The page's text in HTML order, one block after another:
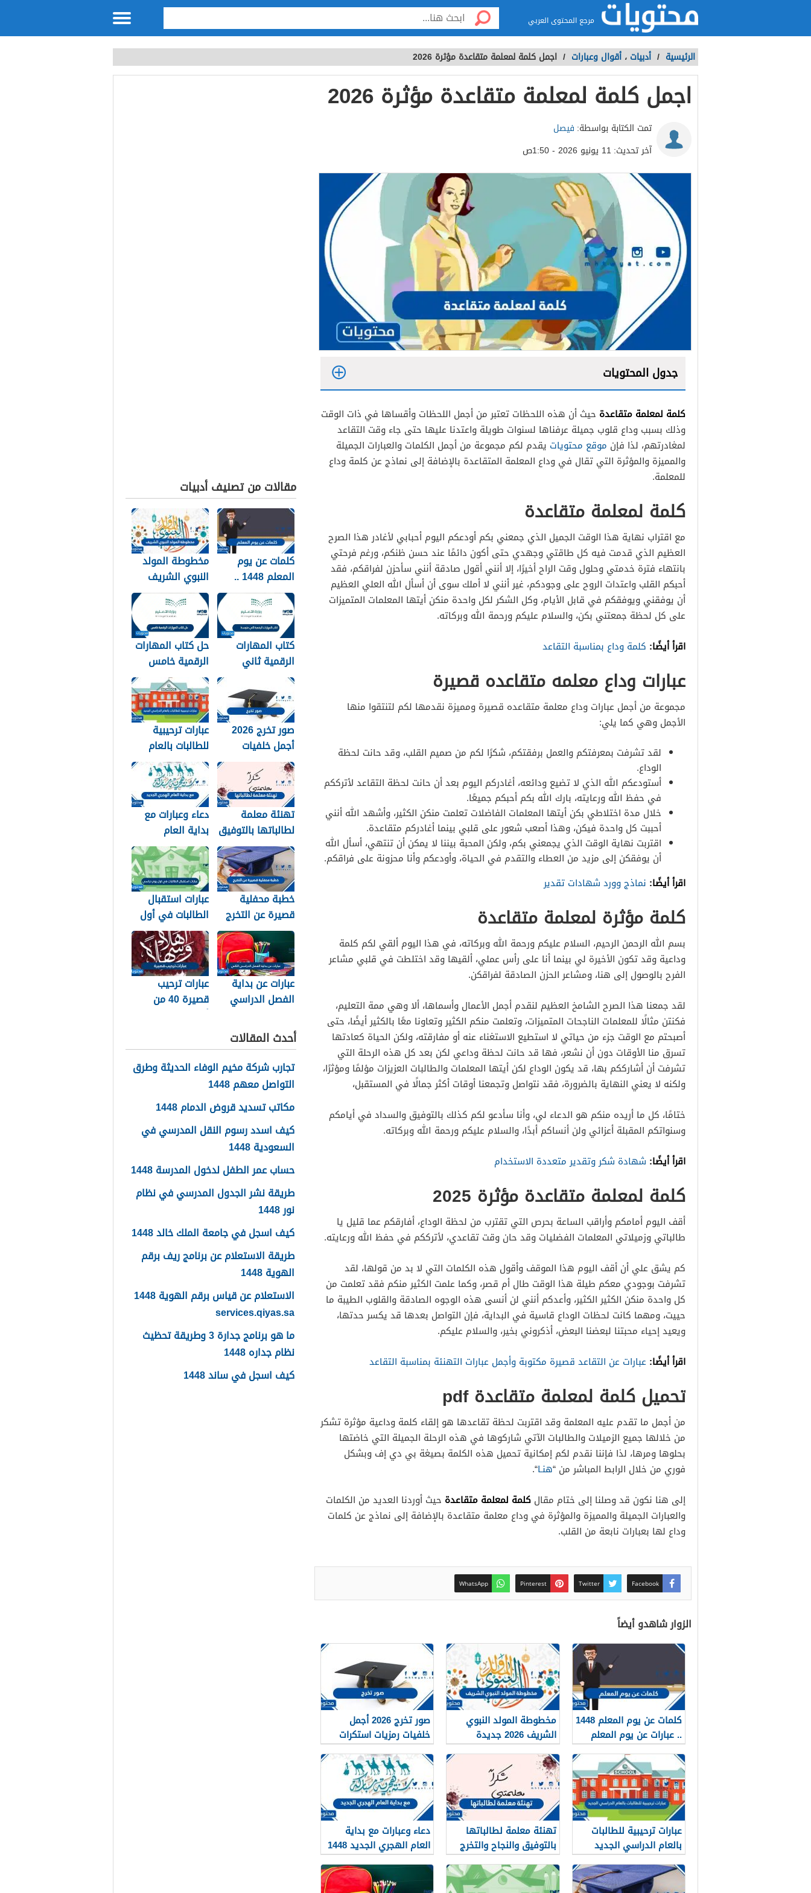
مرجع المحتوى العربي
الرئيسية / أدبيات ، أقوال وعبارات / اجمل كلمة لمعلمة متقاعدة مؤثرة 2026
اجمل كلمة لمعلمة متقاعدة مؤثرة 2026
تمت الكتابة بواسطة: فيصل
آخر تحديث: 11 يونيو 2026 - 1:50ص
جدول المحتويات
كلمة لمعلمة متقاعدة حيث أن هذه اللحظات تعتبر من أجمل اللحظات وأقساها في ذات الوقت
وذلك بسبب وداع قلوب جميلة عرفناها لسنوات طويلة واعتدنا عليها حتى جاء وقت التقاعد
لمغادرتهم، لذا فإن موقع محتويات يقدم لكم مجموعة من أجمل الكلمات والعبارات الجميلة
والمميزة والمؤثرة التي تقال في وداع المعلمة المتقاعدة بالإضافة إلى نماذج عن كلمة وداع
للمعلمة.
كلمة لمعلمة متقاعدة
مع اقتراب نهاية هذا الوقت الجميل الذي جمعني بكم أودعكم اليوم أحبابي لأغادر هذا الصرح
العظيم الذي قدمت فيه كل طاقتي وجهدي حتى أكون دائمًا عند حسن ظنكم، ورغم فرحتي
بانتهاء فترة خدمتي وحلول وقت الراح أخيرًا، إلا أنني أقول صادقة أنني سأحزن لفراقكم، فقد
أحبكم القلب واعتدات الروح على وجودكم، غير أنني لا أملك سوى أن أسأل الله العلي العظيم
أن يوفقني ويوفقكم في قابل الأيام، وكل الشكر لكل واحدة منكن أيتها المعلمات المتميزات
على كل لحظة جمعتني بكن، والسلام عليكم ورحمة الله وبركاته.
اقرأ أيضًا: كلمة وداع بمناسبة التقاعد
عبارات وداع معلمه متقاعده قصيرة
مجموعة من أجمل عبارات وداع معلمة متقاعده قصيرة ومميزة نقدمها لكم لتنتقوا منها
الأجمل وهي كما يلي:
لقد تشرفت بمعرفتكم والعمل برفقتكم، شكرًا لكم من صميم القلب، وقد حانت لحظة
الوداع.
أستودعكم الله الذي لا تضيع ودائعه، أغادركم اليوم بعد أن حانت لحظة التقاعد لأترككم
في حفظ الله ورعايته، بارك الله بكم أحبكم جميعًا.
خلال مدة اختلاطي بكن أيتها المعلمات الفاضلات تعلمت منكن الكثير، وأشهد الله أنني
أحببت كل واحدة فيكن، وهذا أصعب شعور على قلبي بينما أغادركم متقاعدة.
اقتربت نهاية الوقت الذي يجمعني بكم، ولكن المحبة بيننا لا يمكن أن تنتهي، أسأل الله
أن يوفقكن إلى مزيد من العطاء والتقدم في الحياة، وأودعكم وأنا محزونة على فراقكم.
اقرأ أيضًا: نماذج وورد شهادات تقدير
كلمة مؤثرة لمعلمة متقاعدة
بسم الله الرحمن الرحيم، السلام عليكم ورحمة الله وبركاته، في هذا اليوم ألقي لكم كلمة
وداعية وقد تكون الأخيرة لي بينما أنا على رأس عملي، ألقيها وقد اختلطت في قلبي مشاعر
الفرح بالوصول إلى هنا، ومشاعر الحزن الصادقة لفراقكن.
لقد جمعنا هذا الصرح الشامخ العظيم لنقدم أجمل الأعمال وأسماها، ألا وهي ممة التعليم،
فكنتن مثالًا للمعلمات الناجحات المتميزات، وتعلمت منكم الكثير وتعاونا معًا بالكثير أيضًا، حتى
أصبحتم مع الوقت جزء من حياتي لا استطيع الاستغناء عنه أو مفارقته، ولكن الحياة كعادتها
تسرق منا الأوقات دون أن نشعر، فها قد حانت لحظة وداعي لكن بعد كل هذه الرحلة التي
تشرفت أن أشارككم بها، قد يكون الوداع لكن أيتها المعلمات والطالبات العزيزات مؤلمًا ومؤثرًا،
ولكنه لا يعني النهاية بالضرورة، فقد نتواصل وتجمعنا أوقات أكثر جمالًا في المستقبل،
ختامًا، كل ما أريده منكم هو الدعاء لي، وأنا سأدعو لكم كذلك بالتوفيق والسداد في أيامكم
وسنواتكم المقبلة أعزائي ولن أنساكم أبدًا، والسلام عليكم ورحمة الله وبركاته.
اقرأ أيضًا: شهادة شكر وتقدير متعددة الاستخدام
كلمة لمعلمة متقاعدة مؤثرة 2025
أقف اليوم أمامكم وأراقب الساعة بحرص التي تقترب من لحظة الوداع، أفارقكم عما قليل يا
طالباتي وزميلاتي المعلمات الفضليات وقد حان وقت تقاعدي، لأترككم في حفظ الله ورعايته.
كم يشق علي أن أقف اليوم هذا الموقف وأقول هذه الكلمات التي لا بد من قولها، لقد
تشرفت بوجودي معكم طيلة هذا الوقت طال أم قصر، وكما علمت الكثير منكم فقد تعلمت من
كل واحدة منكن الكثير الكثير، وأعدكم أنني لن أنسى هذه الوجوه الصادقة والقلوب الطيبة ما
حييت، ومهما كانت لحظات الوداع قاسية في البداية، فإن التواصل بعدها قد يكسر حدتها،
ويعيد إحياء محبتنا لبعضنا البعض، أذكروني بخير، والسلام عليكم.
اقرأ أيضًا: عبارات عن التقاعد قصيرة مكتوبة وأجمل عبارات التهنئة بمناسبة التقاعد
تحميل كلمة لمعلمة متقاعدة pdf
من أجمل ما تقدم عليه المعلمة وقد اقتربت لحظة تقاعدها هو إلقاء كلمة وداعية مؤثرة تشكر
من خلالها جميع الزميلات والطالبات الآتي شاركوها في هذه الرحلة الجميلة التي خاضتها
بحلوها ومرها، لذا فإننا نقدم لكم إمكانية تحميل هذه الكلمة بصيغة بي دي إف وبشكل
فوري من خلال الرابط المباشر من “هنـا“.
إلى هنا نكون قد وصلنا إلى ختام مقال كلمة لمعلمة متقاعدة حيث أوردنا العديد من الكلمات
والعبارات الجميلة والمميزة والمؤثرة في وداع معلمة متقاعدة بالإضافة إلى نماذج عن كلمات
وداع لها بعبارات نابعة من القلب.
Facebook
Twitter
Pinterest
WhatsApp
الزوار شاهدو أيضاً
كلمات عن يوم المعلم 1448
.. عبارات عن يوم المعلم
مكتوبة 1448
مخطوطة المولد النبوي
الشريف 2026 جديدة
صور تخرج 2026 أجمل
خلفيات رمزيات استكرات
مبروك التخرج 1448
عبارات ترحيبية للطالبات
بالعام الدراسي الجديد
1448 بالصور
تهنئة معلمة لطالباتها
بالتوفيق والنجاح والتخرج
2026
دعاء وعبارات مع بداية
العام الهجري الجديد 1448
مقالات من تصنيف أدبيات
كلمات عن يوم
المعلم 1448 ..
عبارات عن يوم
المعلم مكتوبة
1448
مخطوطة المولد
النبوي الشريف
2026 جديدة
كتاب المهارات
الرقمية ثاني
متوسط 1448
حل كتاب المهارات
الرقمية خامس
1448
صور تخرج 2026
أجمل خلفيات
رمزيات استكرات
مبروك التخرج
1448
عبارات ترحيبية
للطالبات بالعام
الدراسي الجديد
1448 بالصور
تهنئة معلمة
لطالباتها بالتوفيق
والنجاح والتخرج
2026
دعاء وعبارات مع
بداية العام
الهجري الجديد
1448
خطبة محفلية
قصيرة عن التخرج
2026
عبارات استقبال
الطالبات في أول
يوم دراسي 1448
عبارات عن بداية
الفصل الدراسي
عبارات ترحيب
قصيرة 40 من
أجمل عبارات ترحيب
2026
أحدث المقالات
تجارب شركة مخيم الوفاء الحديثة وطرق
التواصل معهم 1448
مكاتب تسديد قروض الدمام 1448
كيف اسدد رسوم النقل المدرسي في
السعودية 1448
حساب عمر الطفل لدخول المدرسة 1448
طريقة نشر الجدول المدرسي في نظام
نور 1448
كيف اسجل في جامعة الملك خالد 1448
طريقة الاستعلام عن برنامج ريف برقم
الهوية 1448
الاستعلام عن قياس برقم الهوية 1448
services.qiyas.sa
ما هو برنامج جدارة 3 وطريقة تحظيث
نظام جداره 1448
كيف اسجل في ساند 1448